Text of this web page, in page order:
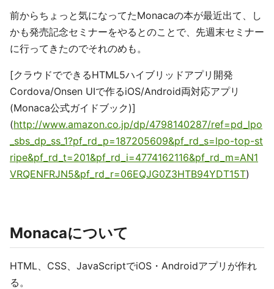
前からちょっと気になってたMonacaの本が最近出て、し
かも発売記念セミナーをやるとのことで、先週末セミナー
に行ってきたのでそれのめも。
[クラウドでできるHTML5ハイブリッドアプリ開発
Cordova/Onsen UIで作るiOS/Android両対応アプリ
(Monaca公式ガイドブック)]
(http://www.amazon.co.jp/dp/4798140287/ref=pd_lpo
_sbs_dp_ss_1?pf_rd_p=187205609&pf_rd_s=lpo-top-st
ripe&pf_rd_t=201&pf_rd_i=4774162116&pf_rd_m=AN1
VRQENFRJN5&pf_rd_r=06EQJG0Z3HTB94YDT15T)
Monacaについて
HTML、CSS、JavaScriptでiOS・Androidアプリが作れ
る。